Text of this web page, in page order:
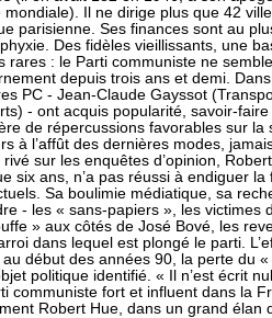
mondiale). Il ne dirige plus que 42
parisienne. Ses finances sont au
Des fidèles vieillissants, une
rares : le Parti communiste ne
depuis trois ans et demi.
PC - Jean-Claude Gayssot
- ont acquis popularité, savoir-
de répercussions favorables sur
à l’affût des dernières modes,
rivé sur les enquêtes d’opinion,
six ans, n’a pas réussi à endiguer
Sa boulimie médiatique, sa
- les « sans-papiers », les victimes
» aux côtés de José Bové, les
dans lequel est plongé le parti.
au début des années 90, la perte du
politique identifié. « Il n’est écrit
communiste fort et influent dans la
Robert Hue, dans un grand élan